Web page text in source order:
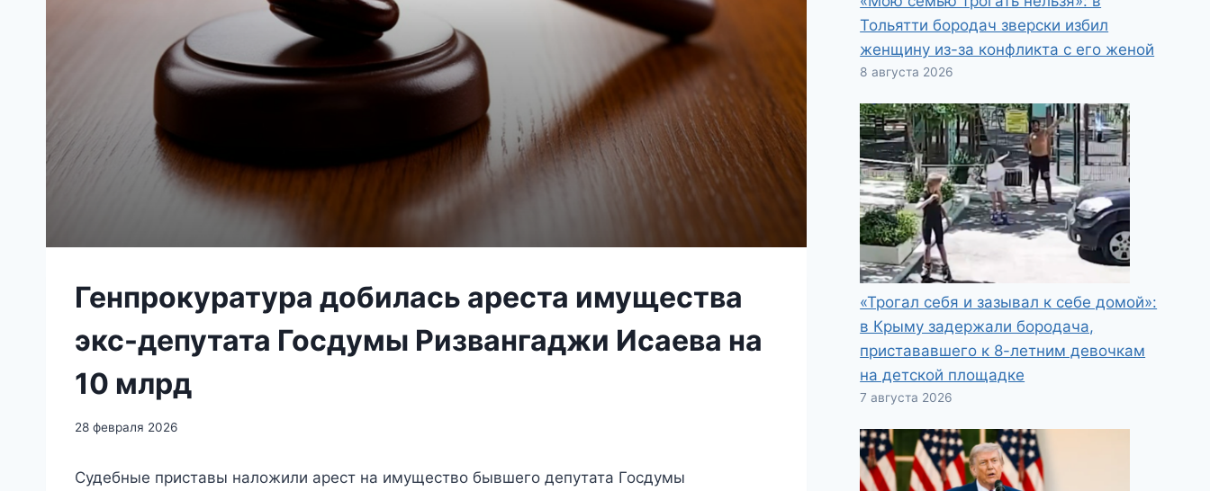
Генпрокуратура добилась ареста имущества
экс-депутата Госдумы Ризвангаджи Исаева на
10 млрд
28 февраля 2026
Судебные приставы наложили арест на имущество бывшего депутата Госдумы
Тольятти бородач зверски избил
женщину из-за конфликта с его женой
8 августа 2026
«Трогал себя и зазывал к себе домой»:
в Крыму задержали бородача,
пристававшего к 8-летним девочкам
на детской площадке
7 августа 2026